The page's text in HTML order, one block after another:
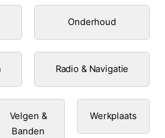
Onderhoud
Radio & Navigatie
Velgen &
Banden
Werkplaats